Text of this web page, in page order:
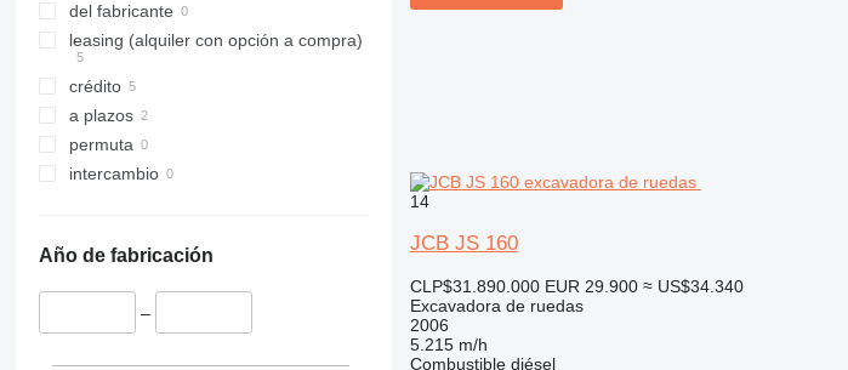
del fabricante
leasing (alquiler con opción a compra)
crédito
a plazos
permuta
intercambio
Año de fabricación
–
14
JCB JS 160
CLP$31.890.000 EUR 29.900 ≈ US$34.340
Excavadora de ruedas
2006
5.215 m/h
Combustible diésel